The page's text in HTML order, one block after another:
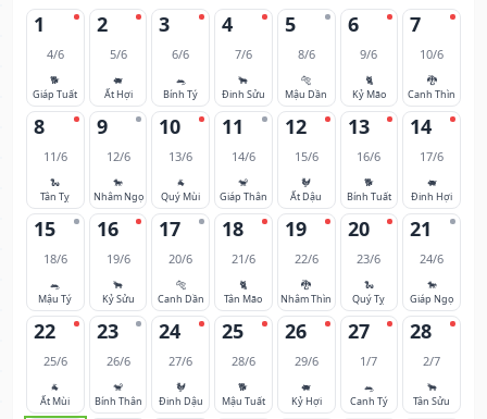
1
4/6
🐕
Giáp Tuất
2
5/6
🐖
Ất Hợi
3
6/6
🐀
Bính Tý
4
7/6
🐂
Đinh Sửu
5
8/6
🐅
Mậu Dần
6
9/6
🐈
Kỷ Mão
7
10/6
🐉
Canh Thìn
8
11/6
🐍
Tân Tỵ
9
12/6
🐎
Nhâm Ngọ
10
13/6
🐐
Quý Mùi
11
14/6
🐒
Giáp Thân
12
15/6
🐓
Ất Dậu
13
16/6
🐕
Bính Tuất
14
17/6
🐖
Đinh Hợi
15
18/6
🐀
Mậu Tý
16
19/6
🐂
Kỷ Sửu
17
20/6
🐅
Canh Dần
18
21/6
🐈
Tân Mão
19
22/6
🐉
Nhâm Thìn
20
23/6
🐍
Quý Tỵ
21
24/6
🐎
Giáp Ngọ
22
25/6
🐐
Ất Mùi
23
26/6
🐒
Bính Thân
24
27/6
🐓
Đinh Dậu
25
28/6
🐕
Mậu Tuất
26
29/6
🐖
Kỷ Hợi
27
1/7
🐀
Canh Tý
28
2/7
🐂
Tân Sửu